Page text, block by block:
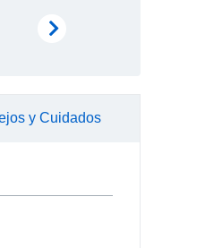
y Cuidados